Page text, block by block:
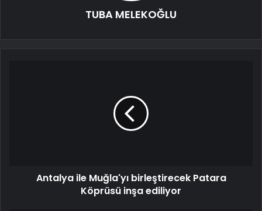
TUBA MELEKOĞLU
Antalya ile Muğla'yı birleştirecek Patara
Köprüsü inşa ediliyor